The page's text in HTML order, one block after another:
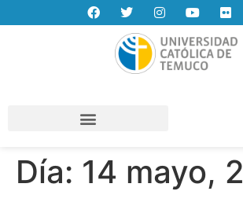
Día: 14 mayo,